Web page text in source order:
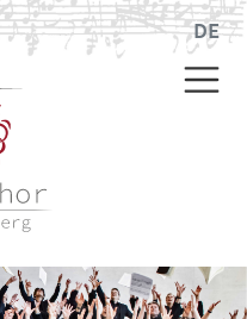
DE